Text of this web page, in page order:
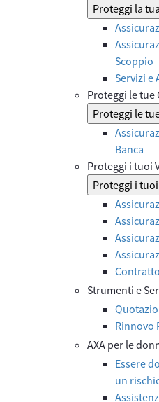
Proteggi la
Scoppio
Servizi e
Proteggi le tue
Proteggi le
Banca
Proteggi i tuoi
Proteggi i
Contratto
Strumenti e
Rinnovo
AXA per le
Essere
un